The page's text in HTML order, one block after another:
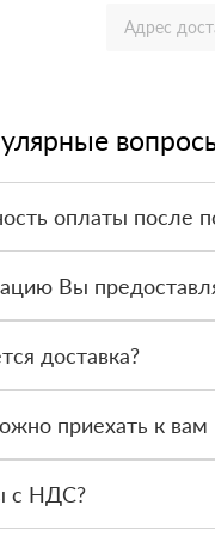
оплаты после
Вы
доставка?
которые
приехать к вам
с НДС?